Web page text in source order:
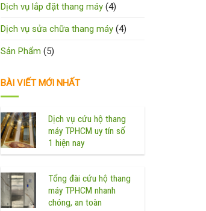
Dịch vụ lắp đặt thang máy (4)
Dịch vụ sửa chữa thang máy (4)
Sản Phẩm (5)
BÀI VIẾT MỚI NHẤT
Dịch vụ cứu hộ thang
máy TPHCM uy tín số
1 hiện nay
Tổng đài cứu hộ thang
máy TPHCM nhanh
chóng, an toàn